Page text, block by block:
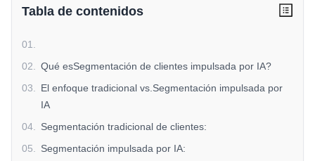
Tabla de contenidos
01
02
Qué esSegmentación de clientes impulsada por IA?
03
El enfoque tradicional vs.Segmentación impulsada por
IA
04
Segmentación tradicional de clientes:
05
Segmentación impulsada por IA: